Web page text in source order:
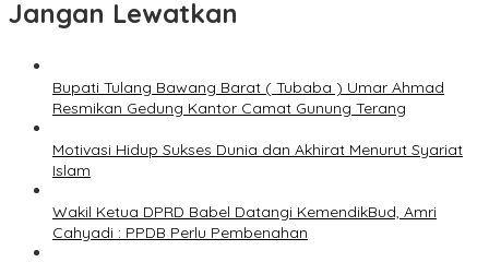
Jangan Lewatkan
Bupati Tulang Bawang Barat ( Tubaba ) Umar Ahmad
Resmikan Gedung Kantor Camat Gunung Terang
Motivasi Hidup Sukses Dunia dan Akhirat Menurut Syariat
Islam
Wakil Ketua DPRD Babel Datangi KemendikBud, Amri
Cahyadi : PPDB Perlu Pembenahan